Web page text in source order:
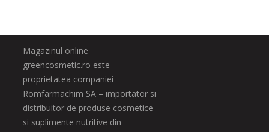
Magazinul online
greencosmetic.ro este
proprietatea companiei
Romfarmachim SA – importator si
distribuitor de produse cosmetice
si suplimente nutritive din